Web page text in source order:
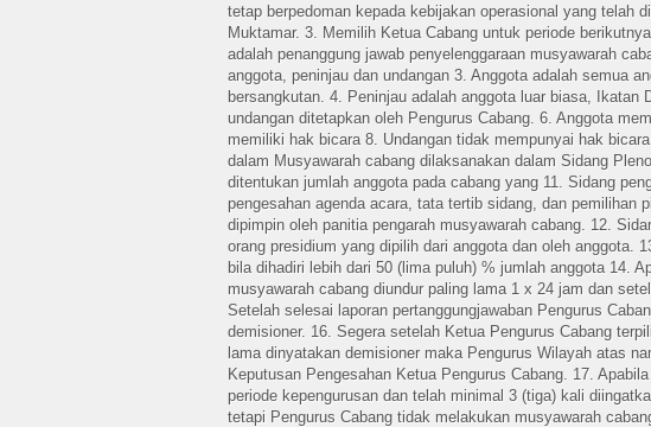
tetap berpedoman kepada kebijakan operasional yang telah
Muktamar. 3. Memilih Ketua Cabang untuk periode
adalah penanggung jawab penyelenggaraan musyawarah
anggota, peninjau dan undangan 3. Anggota adalah semua
bersangkutan. 4. Peninjau adalah anggota luar biasa, Ikatan
undangan ditetapkan oleh Pengurus Cabang. 6. Anggota
memiliki hak bicara 8. Undangan tidak mempunyai hak
dalam Musyawarah cabang dilaksanakan dalam Sidang
ditentukan jumlah anggota pada cabang yang 11. Sidang
pengesahan agenda acara, tata tertib sidang, dan pemilihan
dipimpin oleh panitia pengarah musyawarah cabang. 12.
orang presidium yang dipilih dari anggota dan oleh anggota.
bila dihadiri lebih dari 50 (lima puluh) % jumlah anggota 14.
musyawarah cabang diundur paling lama 1 x 24 jam dan
Setelah selesai laporan pertanggungjawaban Pengurus
demisioner. 16. Segera setelah Ketua Pengurus Cabang
lama dinyatakan demisioner maka Pengurus Wilayah atas
Keputusan Pengesahan Ketua Pengurus Cabang. 17.
periode kepengurusan dan telah minimal 3 (tiga) kali
tetapi Pengurus Cabang tidak melakukan musyawarah